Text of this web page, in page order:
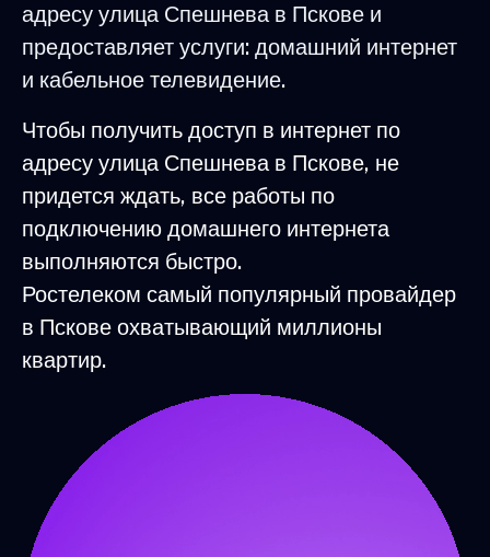
адресу улица Спешнева в Пскове и
предоставляет услуги: домашний интернет
и кабельное телевидение.
Чтобы получить доступ в интернет по
адресу улица Спешнева в Пскове, не
придется ждать, все работы по
подключению домашнего интернета
выполняются быстро.
Ростелеком самый популярный провайдер
в Пскове охватывающий миллионы
квартир.